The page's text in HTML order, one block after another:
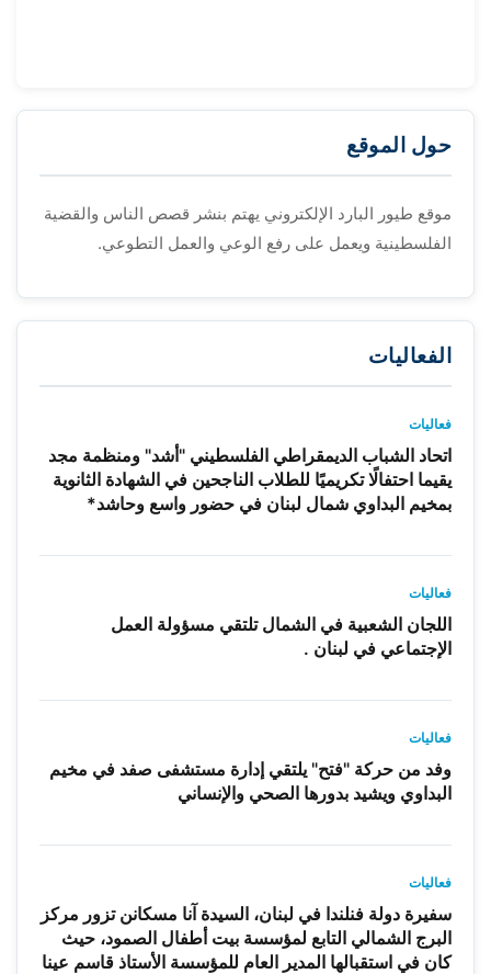
حول الموقع
موقع طيور البارد الإلكتروني يهتم بنشر قصص الناس والقضية
الفلسطينية ويعمل على رفع الوعي والعمل التطوعي.
الفعاليات
فعاليات
اتحاد الشباب الديمقراطي الفلسطيني "أشد" ومنظمة مجد
يقيما احتفالًا تكريميًا للطلاب الناجحين في الشهادة الثانوية
بمخيم البداوي شمال لبنان في حضور واسع وحاشد*
فعاليات
اللجان الشعبية في الشمال تلتقي مسؤولة العمل
الإجتماعي في لبنان .
فعاليات
وفد من حركة "فتح" يلتقي إدارة مستشفى صفد في مخيم
البداوي ويشيد بدورها الصحي والإنساني
فعاليات
سفيرة دولة فنلندا في لبنان، السيدة آنا مسكانن تزور مركز
البرج الشمالي التابع لمؤسسة بيت أطفال الصمود، حيث
كان في استقبالها المدير العام للمؤسسة الأستاذ قاسم عينا